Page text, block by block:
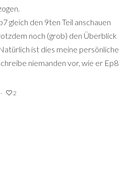
gleich den 9ten Teil anschauen
noch (grob) den Überblick
ist dies meine persönliche
niemanden vor, wie er Ep8
2